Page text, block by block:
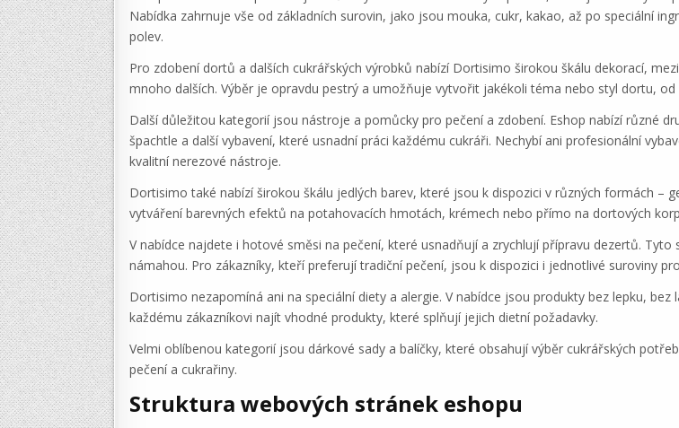
Nabídka zahrnuje vše od základních surovin, jako jsou mouka, cukr, kakao, až po speciální
polev.
Pro zdobení dortů a dalších cukrářských výrobků nabízí Dortisimo širokou škálu dekorací,
mnoho dalších. Výběr je opravdu pestrý a umožňuje vytvořit jakékoli téma nebo styl dortu,
Další důležitou kategorií jsou nástroje a pomůcky pro pečení a zdobení. Eshop nabízí různé
špachtle a další vybavení, které usnadní práci každému cukráři. Nechybí ani profesionální
kvalitní nerezové nástroje.
Dortisimo také nabízí širokou škálu jedlých barev, které jsou k dispozici v různých formách –
vytváření barevných efektů na potahovacích hmotách, krémech nebo přímo na dortových
V nabídce najdete i hotové směsi na pečení, které usnadňují a zrychlují přípravu dezertů.
námahou. Pro zákazníky, kteří preferují tradiční pečení, jsou k dispozici i jednotlivé suroviny
Dortisimo nezapomíná ani na speciální diety a alergie. V nabídce jsou produkty bez lepku,
každému zákazníkovi najít vhodné produkty, které splňují jejich dietní požadavky.
Velmi oblíbenou kategorií jsou dárkové sady a balíčky, které obsahují výběr cukrářských
pečení a cukrařiny.
Struktura webových stránek eshopu